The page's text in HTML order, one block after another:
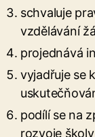
schvaluje
vzdělávání
projednává
vyjadřuje se
podílí se na
rozvoje